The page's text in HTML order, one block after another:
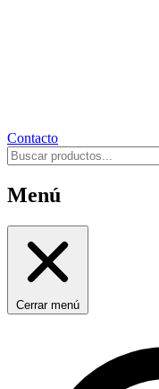
Contacto
Menú
Cerrar menú